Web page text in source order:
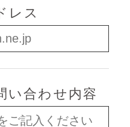
レス
い合わせ内容